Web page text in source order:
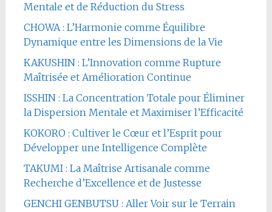
Mentale et de Réduction du Stress
CHOWA : L’Harmonie comme Équilibre
Dynamique entre les Dimensions de la Vie
KAKUSHIN : L’Innovation comme Rupture
Maîtrisée et Amélioration Continue
ISSHIN : La Concentration Totale pour Éliminer
la Dispersion Mentale et Maximiser l’Efficacité
KOKORO : Cultiver le Cœur et l’Esprit pour
Développer une Intelligence Complète
TAKUMI : La Maîtrise Artisanale comme
Recherche d’Excellence et de Justesse
GENCHI GENBUTSU : Aller Voir sur le Terrain